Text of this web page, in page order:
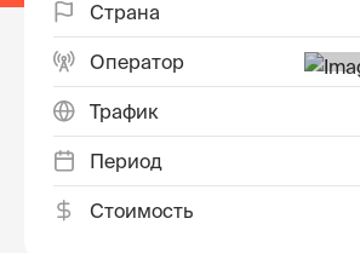
Страна
Оператор
Трафик
Период
Стоимость